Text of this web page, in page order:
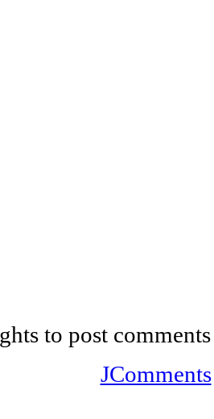
to post comments
JComments